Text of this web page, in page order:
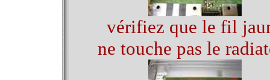
vérifiez que le fil
ne touche pas le